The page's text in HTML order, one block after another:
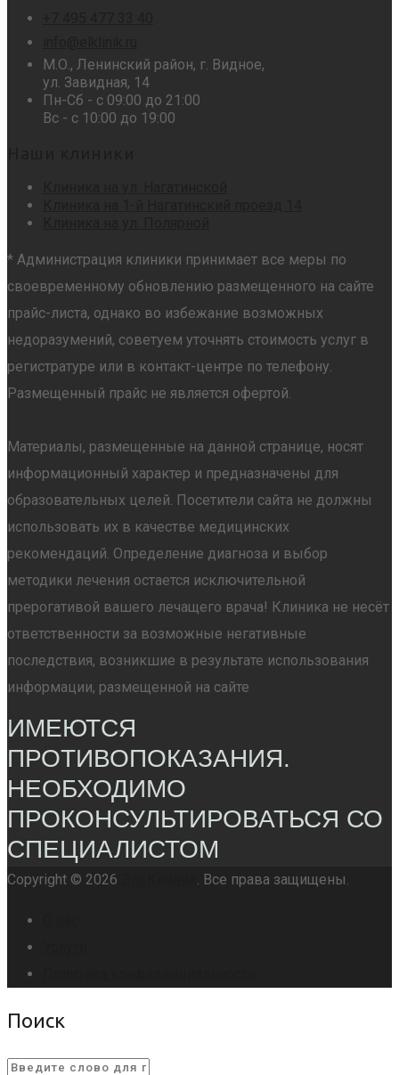
М.О., Ленинский район, г. Видное,
ул. Завидная, 14
Пн-Сб - с 09:00 до 21:00
Вс - с 10:00 до 19:00
* Администрация клиники принимает все меры по
своевременному обновлению размещенного на сайте
прайс-листа, однако во избежание возможных
недоразумений, советуем уточнять стоимость услуг в
регистратуре или в контакт-центре по телефону.
Размещенный прайс не является офертой.
Материалы, размещенные на данной странице, носят
информационный характер и предназначены для
образовательных целей. Посетители сайта не должны
использовать их в качестве медицинских
рекомендаций. Определение диагноза и выбор
методики лечения остается исключительной
прерогативой вашего лечащего врача! Клиника не несёт
ответственности за возможные негативные
последствия, возникшие в результате использования
информации, размещенной на сайте
ИМЕЮТСЯ
ПРОТИВОПОКАЗАНИЯ.
НЕОБХОДИМО
ПРОКОНСУЛЬТИРОВАТЬСЯ СО
СПЕЦИАЛИСТОМ
Copyright © 2026 . Все права защищены.
Поиск